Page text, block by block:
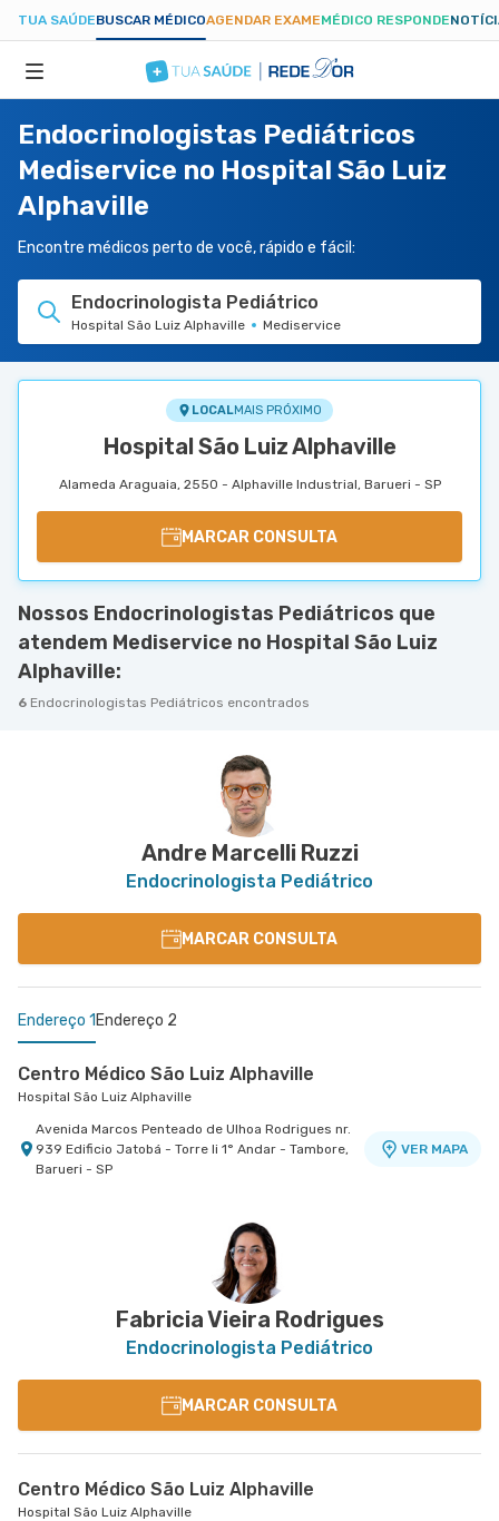
TUA SAÚDEBUSCAR MÉDICOAGENDAR EXAMEMÉDICO RESPONDE
ESPECIALIDADES
HOSPITAIS
TUASAUDE.COM
Endocrinologistas Pediátricos
Mediservice no Hospital São Luiz
Alphaville
Encontre médicos perto de você, rápido e fácil:
Endocrinologista Pediátrico
Hospital São Luiz Alphaville Mediservice
LOCALMAIS PRÓXIMO
Hospital São Luiz Alphaville
Alameda Araguaia, 2550 - Alphaville Industrial, Barueri - SP
MARCAR CONSULTA
Nossos Endocrinologistas Pediátricos que
atendem Mediservice no Hospital São Luiz
Alphaville:
6 Endocrinologistas Pediátricos encontrados
Andre Marcelli Ruzzi
Endocrinologista Pediátrico
MARCAR CONSULTA
Endereço 1 Endereço 2
Centro Médico São Luiz Alphaville
Hospital São Luiz Alphaville
Avenida Marcos Penteado de Ulhoa Rodrigues nr.
939 Edificio Jatobá - Torre Ii 1° Andar - Tambore,
Barueri - SP
VER MAPA
Avenida Joao Barreto de Menezes nr. 677 - Vila
Santa Catarina, Sao Paulo - SP
Fabricia Vieira Rodrigues
Endocrinologista Pediátrico
MARCAR CONSULTA
Centro Médico São Luiz Alphaville
Hospital São Luiz Alphaville